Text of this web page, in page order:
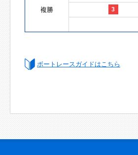
複勝 3
ボートレースガイドはこちら